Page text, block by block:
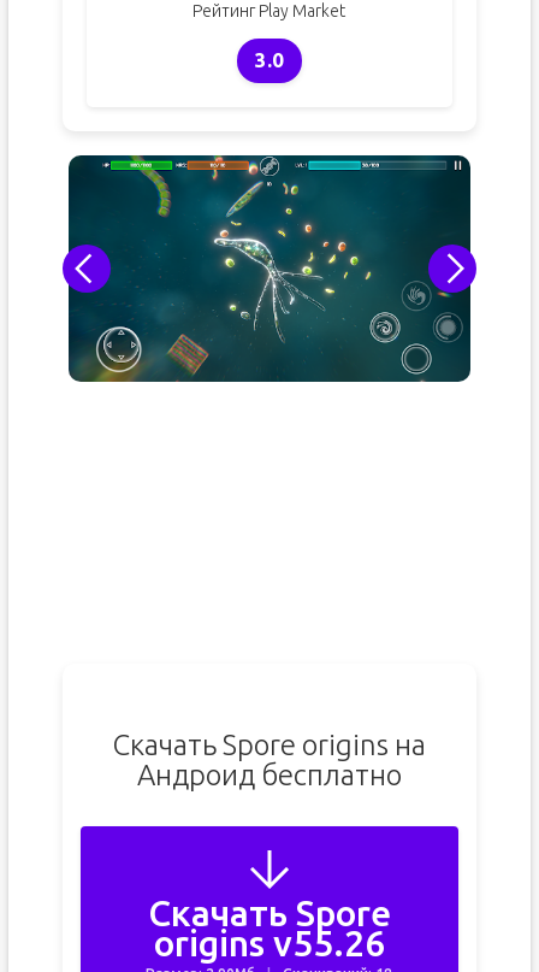
Рейтинг Play Market
3.0
Скачать Spore origins на
Андроид бесплатно
Скачать Spore
origins v55.26